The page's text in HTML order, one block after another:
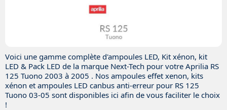
Voici une gamme complète d'ampoules LED, Kit xénon, kit
LED & Pack LED de la marque Next-Tech pour votre Aprilia RS
125 Tuono 2003 à 2005 . Nos ampoules effet xenon, kits
xénon et ampoules LED canbus anti-erreur pour RS 125
Tuono 03-05 sont disponibles ici afin de vous faciliter le choix
!